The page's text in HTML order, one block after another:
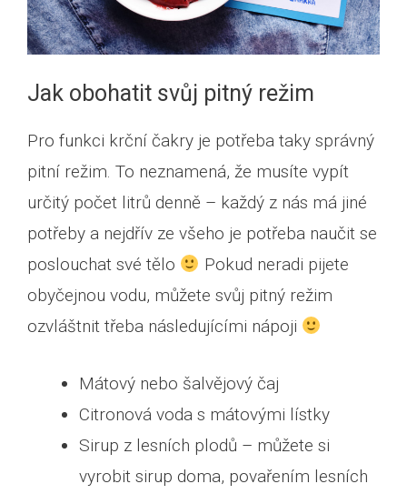
Jak obohatit svůj pitný režim
Pro funkci krční čakry je potřeba taky správný
pitní režim. To neznamená, že musíte vypít
určitý počet litrů denně – každý z nás má jiné
potřeby a nejdřív ze všeho je potřeba naučit se
poslouchat své tělo
Pokud neradi pijete
obyčejnou vodu, můžete svůj pitný režim
ozvláštnit třeba následujícími nápoji
Mátový nebo šalvějový čaj
Citronová voda s mátovými lístky
Sirup z lesních plodů – můžete si
vyrobit sirup doma, povařením lesních